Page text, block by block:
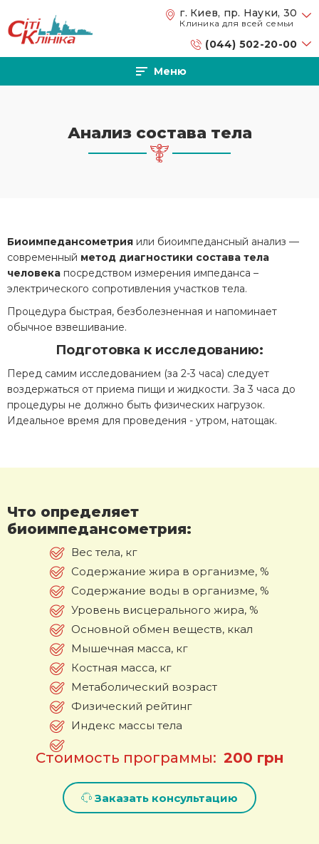
Перейти к основному содержанию г. Киев, пр. Науки, 30
Клиника для всей семьи
(044) 502-20-00
Меню
Анализ состава тела
Биоимпедансометрия или биоимпедансный анализ —
современный метод диагностики состава тела
человека посредством измерения импеданса –
электрического сопротивления участков тела.
Процедура быстрая, безболезненная и напоминает
обычное взвешивание.
Подготовка к исследованию:
Перед самим исследованием (за 2-3 часа) следует
воздержаться от приема пищи и жидкости. За 3 часа до
процедуры не должно быть физических нагрузок.
Идеальное время для проведения - утром, натощак.
Что определяет
биоимпедансометрия:
Вес тела, кг
Содержание жира в организме, %
Содержание воды в организме, %
Уровень висцерального жира, %
Основной обмен веществ, ккал
Мышечная масса, кг
Костная масса, кг
Метаболический возраст
Физический рейтинг
Индекс массы тела
Стоимость программы: 200 грн
Заказать консультацию